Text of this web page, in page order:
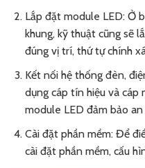
Lắp đặt module LED: Ở
khung, kỹ thuật cũng sẽ
đúng vị trí, thứ tự chính
Kết nối hệ thống đèn,
dụng cáp tín hiệu và cáp
module LED đảm bảo
Cài đặt phần mềm: Để
cài đặt phần mềm, cấu